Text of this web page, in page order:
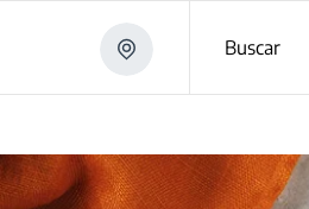
Buscar